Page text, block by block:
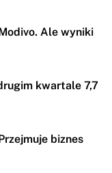
Ale wyniki
kwartale 7,7
biznes